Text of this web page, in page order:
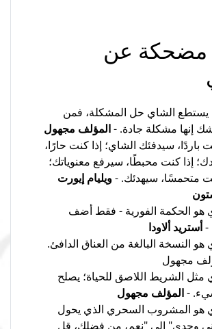
مضحكة عن
يستطع الشاي حل المشكلة، فمن
إنها مشكلة جادة. -المؤلف مجهول
باردًا، سيدفئك الشاي؛ إذا كنت حارًا،
إذا كنت محبطًا، سيرفع معنوياتك؛
متحمسًا، سيهدئك. -ويليام إيورت
هو الحكمة الفورية - فقط أضف
-أستريد ألاودا
هو النسخة البالغة من العناق الدافئ.
مجهول
مثل الشريط اللاصق للحياة؛ يصلح
-المؤلف مجهول
هو المشروب السحري الذي يحول
وحدي" إلى "نعم، من فضلك، قل